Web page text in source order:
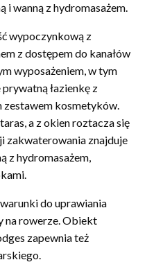
i wanną z hydromasażem.
wypoczynkową z
z dostępem do kanałów
wyposażeniem, w tym
łazienkę z
zestawem kosmetyków.
a z okien roztacza się
zakwaterowania znajduje
z hydromasażem,
do uprawiania
na rowerze. Obiekt
zapewnia też